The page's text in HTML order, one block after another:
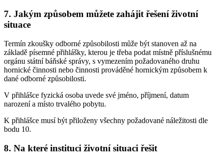
7. Jakým způsobem můžete zahájit řešení životní
situace
Termín zkoušky odborné způsobilosti může být stanoven až na
základě písemné přihlášky, kterou je třeba podat místně příslušnému
orgánu státní báňské správy, s vymezením požadovaného druhu
hornické činnosti nebo činnosti prováděné hornickým způsobem k
dané odborné způsobilosti.
V přihlášce fyzická osoba uvede své jméno, příjmení, datum
narození a místo trvalého pobytu.
K přihlášce musí být přiloženy všechny požadované náležitosti dle
bodu 10.
8. Na které instituci životní situaci řešit